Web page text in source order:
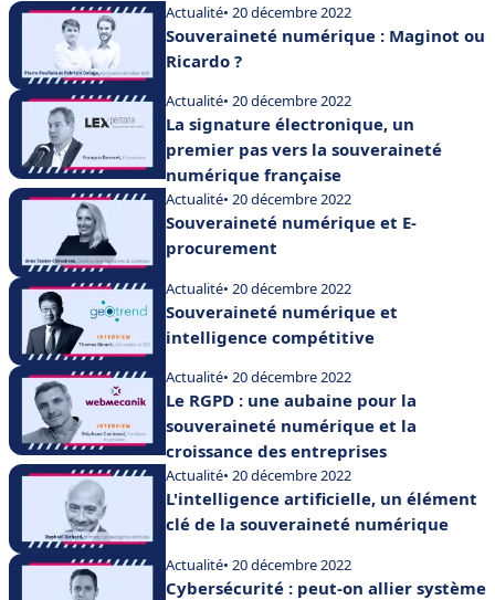
Actualité• 20 décembre 2022
Souveraineté numérique : Maginot ou
Ricardo ?
Actualité• 20 décembre 2022
La signature électronique, un
premier pas vers la souveraineté
numérique française
Actualité• 20 décembre 2022
Souveraineté numérique et E-
procurement
Actualité• 20 décembre 2022
Souveraineté numérique et
intelligence compétitive
Actualité• 20 décembre 2022
Le RGPD : une aubaine pour la
souveraineté numérique et la
croissance des entreprises
Actualité• 20 décembre 2022
L'intelligence artificielle, un élément
clé de la souveraineté numérique
Actualité• 20 décembre 2022
Cybersécurité : peut-on allier système